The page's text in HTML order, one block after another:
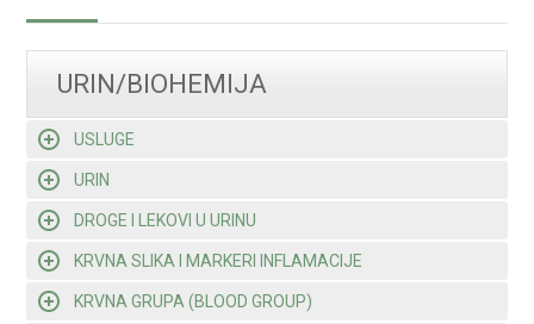
URIN/BIOHEMIJA
USLUGE
URIN
DROGE I LEKOVI U URINU
KRVNA SLIKA I MARKERI INFLAMACIJE
KRVNA GRUPA (BLOOD GROUP)